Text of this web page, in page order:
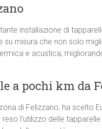
installazione di
su misura che non solo
e acustica,
a pochi km da
di Felizzano, ha scelto
l’utilizzo delle